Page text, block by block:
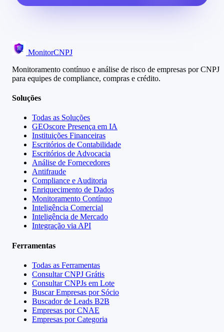
MonitorCNPJ
Monitoramento contínuo e análise de risco de empresas por CNPJ
para equipes de compliance, compras e crédito.
Soluções
Todas as Soluções
GEOscore Presença em IA
Instituições Financeiras
Escritórios de Contabilidade
Escritórios de Advocacia
Análise de Fornecedores
Antifraude
Compliance e Auditoria
Enriquecimento de Dados
Monitoramento Contínuo
Inteligência Comercial
Inteligência de Mercado
Integração via API
Ferramentas
Todas as Ferramentas
Consultar CNPJ Grátis
Consultar CNPJs em Lote
Buscar Empresas por Sócio
Buscador de Leads B2B
Empresas por CNAE
Empresas por Categoria